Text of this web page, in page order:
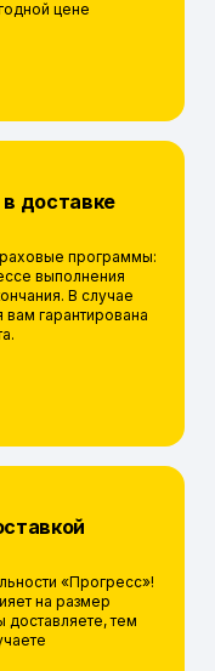
цене
доставке
программы:
выполнения
В случае
гарантирована
«Прогресс»!
на размер
тем